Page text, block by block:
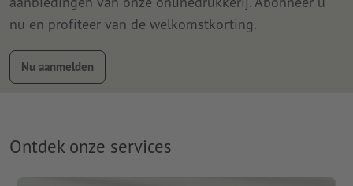
nu en profiteer van de welkomstkorting.
Nu aanmelden
Ontdek onze services